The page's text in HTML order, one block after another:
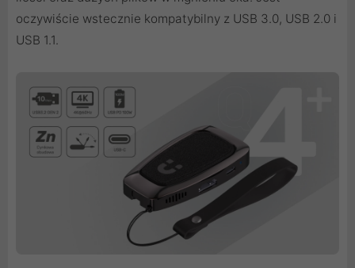
oczywiście wstecznie kompatybilny z USB 3.0, USB 2.0 i
USB 1.1.